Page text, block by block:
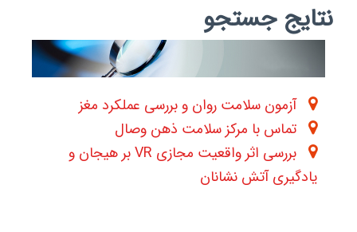
نتایج جستجو
آزمون سلامت روان و بررسی عملکرد مغز
تماس با مرکز سلامت ذهن وصال
بررسی اثر واقعیت مجازی VR بر هیجان و
یادگیری آتش‌ نشانان